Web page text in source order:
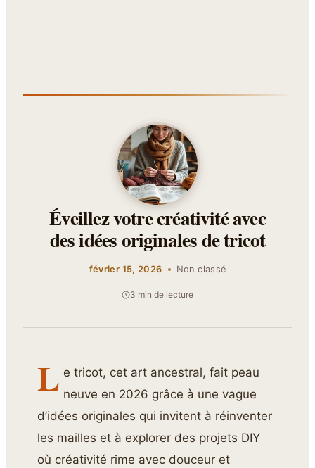
Éveillez votre créativité avec
des idées originales de tricot
février 15, 2026 Non classé
3 min de lecture
L e tricot, cet art ancestral, fait peau
neuve en 2026 grâce à une vague
d’idées originales qui invitent à réinventer
les mailles et à explorer des projets DIY
où créativité rime avec douceur et